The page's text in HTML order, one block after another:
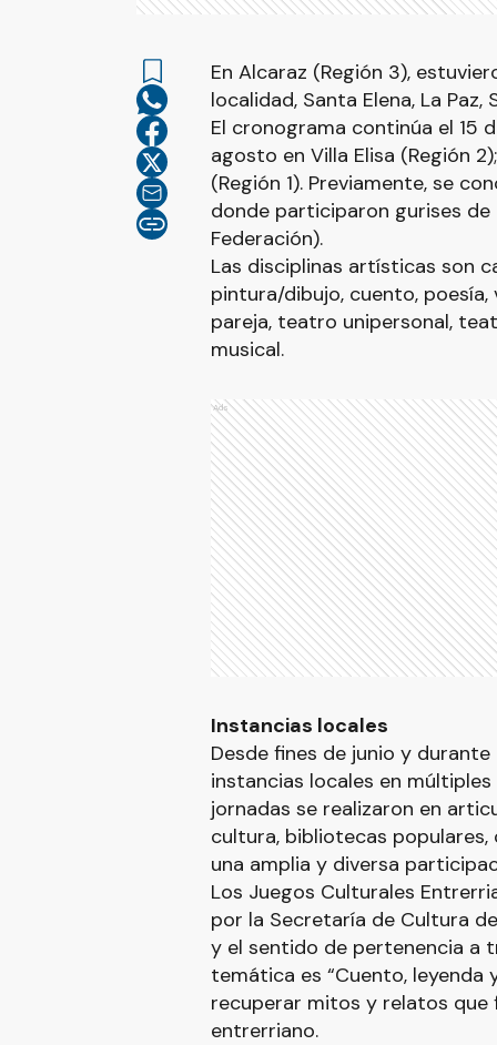
En Alcaraz (Región 3),
localidad, Santa Elena, La
El cronograma continúa el 15
agosto en Villa Elisa (Región
(Región 1). Previamente, se
donde participaron gurises de
Federación).
Las disciplinas artísticas son
pintura/dibujo, cuento, poesía,
pareja, teatro unipersonal,
musical.
Ads
Instancias locales
Desde fines de junio y
instancias locales en
jornadas se realizaron en
cultura, bibliotecas
una amplia y diversa
Los Juegos Culturales
por la Secretaría de Cultura
y el sentido de pertenencia a
temática es “Cuento, leyenda
recuperar mitos y relatos
entrerriano.